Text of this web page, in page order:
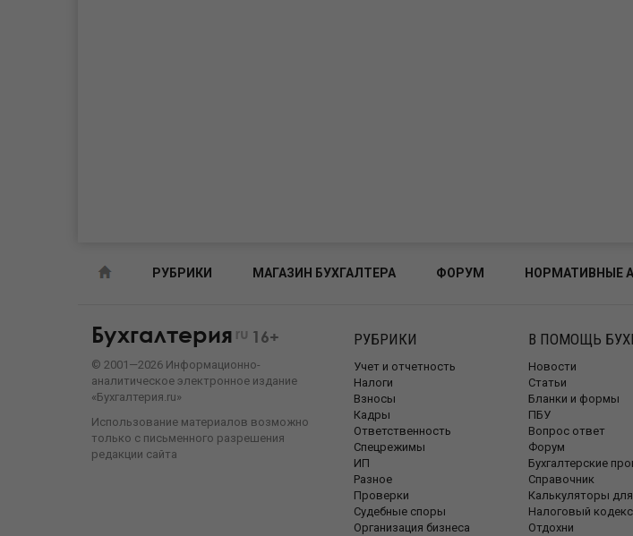
РУБРИКИ МАГАЗИН БУХГАЛТЕРА ФОРУМ НОРМАТИВНЫЕ
Бухгалтерия ru 16+
© 2001—2026 Информационно-
аналитическое электронное издание
«Бухгалтерия.ru»
Использование материалов возможно
только с письменного разрешения
редакции сайта
РУБРИКИ
Учет и отчетность
Налоги
Взносы
Кадры
Ответственность
Спецрежимы
ИП
Разное
Проверки
Судебные споры
Организация бизнеса
В ПОМОЩЬ
Новости
Статьи
Бланки и формы
ПБУ
Вопрос ответ
Форум
Бухгалтерские
Справочник
Калькуляторы для
Налоговый кодекс
Отдохни